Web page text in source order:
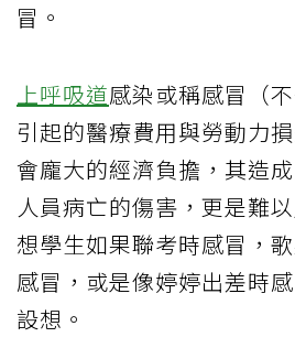
冒。
上呼吸道感染或稱感冒（
引起的醫療費用與勞動力
會龐大的經濟負擔，其造
人員病亡的傷害，更是難
想學生如果聯考時感冒，
感冒，或是像婷婷出差時
設想。